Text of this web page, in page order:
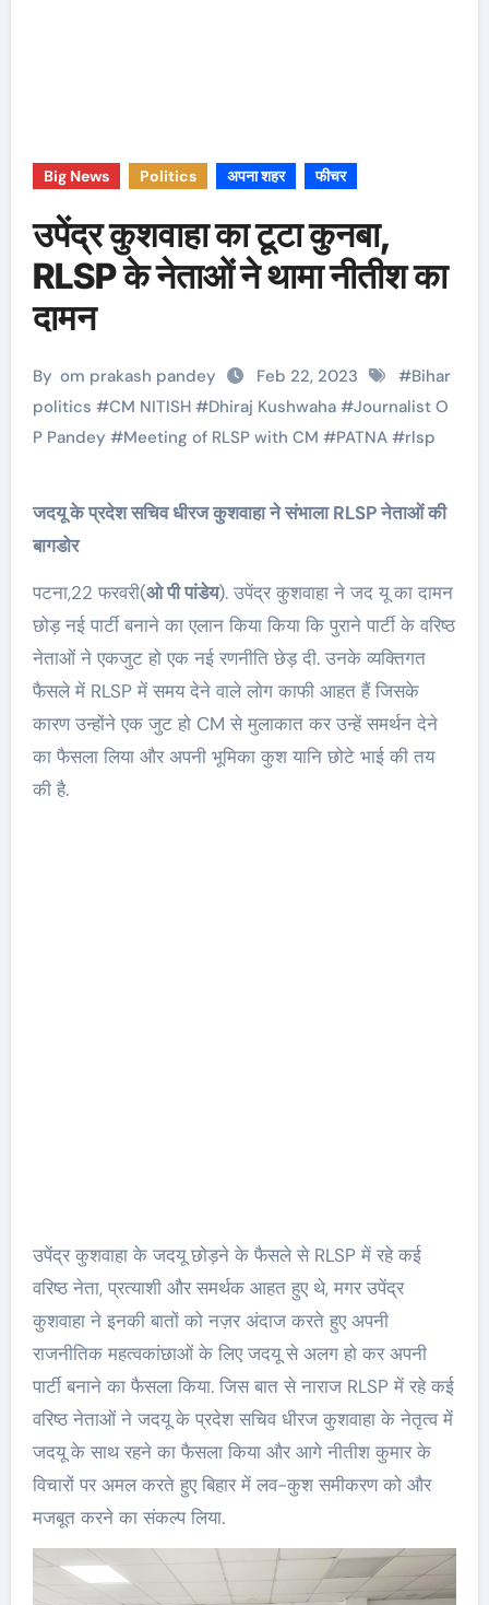
Big News Politics अपना शहर फीचर
उपेंद्र कुशवाहा का टूटा कुनबा,
RLSP के नेताओं ने थामा नीतीश का
दामन
By om prakash pandey Feb 22, 2023 #Bihar
politics #CM NITISH#Dhiraj Kushwaha#Journalist O
P Pandey #Meeting of RLSP with CM #PATNA#rlsp
जदयू के प्रदेश सचिव धीरज कुशवाहा ने संभाला RLSP नेताओं की
बागडोर
पटना,22 फरवरी(ओ पी पांडेय). उपेंद्र कुशवाहा ने जद यू का दामन
छोड़ नई पार्टी बनाने का एलान किया किया कि पुराने पार्टी के वरिष्ठ
नेताओं ने एकजुट हो एक नई रणनीति छेड़ दी. उनके व्यक्तिगत
फैसले में RLSP में समय देने वाले लोग काफी आहत हैं जिसके
कारण उन्होंने एक जुट हो CM से मुलाकात कर उन्हें समर्थन देने
का फैसला लिया और अपनी भूमिका कुश यानि छोटे भाई की तय
की है.
उपेंद्र कुशवाहा के जदयू छोड़ने के फैसले से RLSP में रहे कई
वरिष्ठ नेता, प्रत्याशी और समर्थक आहत हुए थे, मगर उपेंद्र
कुशवाहा ने इनकी बातों को नज़र अंदाज करते हुए अपनी
राजनीतिक महत्वकांछाओं के लिए जदयू से अलग हो कर अपनी
पार्टी बनाने का फैसला किया. जिस बात से नाराज RLSP में रहे कई
वरिष्ठ नेताओं ने जदयू के प्रदेश सचिव धीरज कुशवाहा के नेतृत्व में
जदयू के साथ रहने का फैसला किया और आगे नीतीश कुमार के
विचारों पर अमल करते हुए बिहार में लव-कुश समीकरण को और
मजबूत करने का संकल्प लिया.